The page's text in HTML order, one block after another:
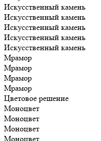
Искусственный камень
Искусственный камень
Искусственный камень
Искусственный камень
Искусственный камень
Мрамор
Мрамор
Мрамор
Мрамор
Цветовое решение
Моноцвет
Моноцвет
Моноцвет
Моноцвет